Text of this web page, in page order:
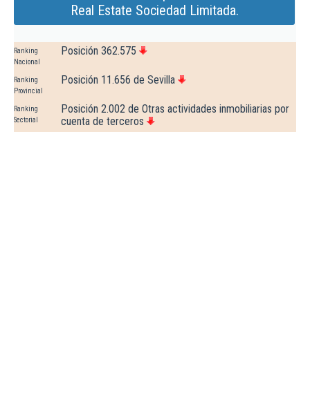
Real Estate Sociedad Limitada.
Ranking
Nacional
Posición 362.575
Ranking
Provincial
Posición 11.656 de Sevilla
Ranking
Sectorial
Posición 2.002 de Otras actividades inmobiliarias por
cuenta de terceros